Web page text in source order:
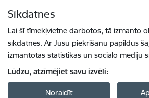
Sīkdatnes
Lai šī tīmekļvietne darbotos, tā izmanto
sīkdatnes. Ar Jūsu piekrišanu papildus
izmantotas statistikas un sociālo mediju
Lūdzu, atzīmējiet savu izvēli:
Noraidīt